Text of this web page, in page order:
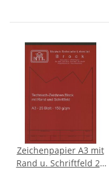
Zeichenpapier A3 mit
Rand u. Schriftfeld 25